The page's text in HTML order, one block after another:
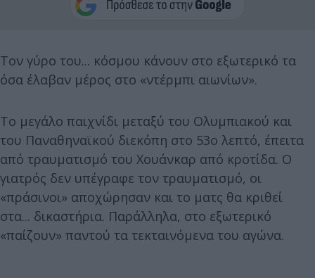
Τον γύρο του... κόσμου κάνουν στο εξωτερικό τα
όσα έλαβαν μέρος στο «ντέρμπι αιωνίων».
Το μεγάλο παιχνίδι μεταξύ του Ολυμπιακού και
του Παναθηναϊκού διεκόπη στο 53ο λεπτό, έπειτα
από τραυματισμό του Χουάνκαρ από κροτίδα. Ο
γιατρός δεν υπέγραφε τον τραυματισμό, οι
«πράσινοι» αποχώρησαν και το ματς θα κριθεί
στα... δικαστήρια. Παράλληλα, στο εξωτερικό
«παίζουν» παντού τα τεκταινόμενα του αγώνα.